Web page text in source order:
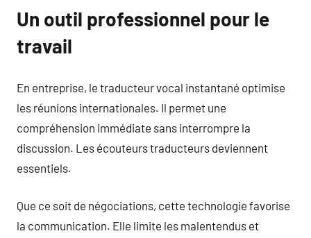
Un outil professionnel pour le
travail
En entreprise, le traducteur vocal instantané optimise
les réunions internationales. Il permet une
compréhension immédiate sans interrompre la
discussion. Les écouteurs traducteurs deviennent
essentiels.
Que ce soit de négociations, cette technologie favorise
la communication. Elle limite les malentendus et